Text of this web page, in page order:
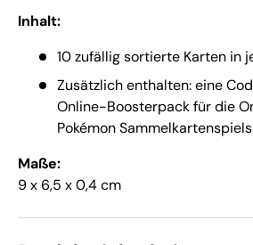
Inhalt:
10 zufällig sortierte Karten in
Zusätzlich enthalten: eine
Online-Boosterpack für die
Pokémon Sammelkartenspiels
Maße:
9 x 6,5 x 0,4 cm